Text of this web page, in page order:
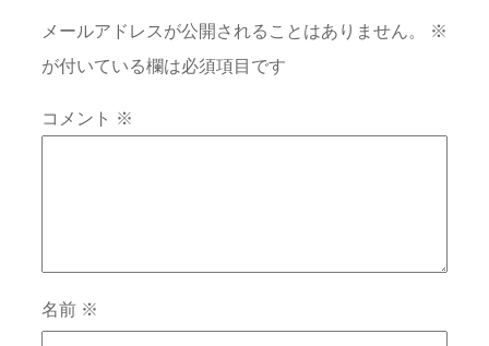
メールアドレスが公開されることはありません。
※
が付いている欄は必須項目です
コメント ※
名前 ※